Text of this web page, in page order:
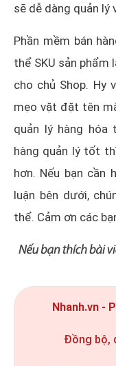
sẽ dễ dàng quản lý
Phần mềm bán
thể SKU sản phẩm
cho chủ Shop. Hy
mẹo vặt đặt tên
quản lý hàng hóa
hàng quản lý tốt
hơn. Nếu bạn
luận bên dưới,
thể. Cảm ơn các
Nhanh.vn -
Đồng bộ,